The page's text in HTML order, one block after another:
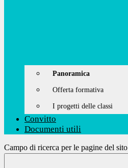
Panoramica
Offerta formativa
I progetti delle classi
Convitto
Documenti utili
Campo di ricerca per le pagine del sito